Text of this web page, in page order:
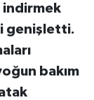
indirmek
genişletti.
bakım